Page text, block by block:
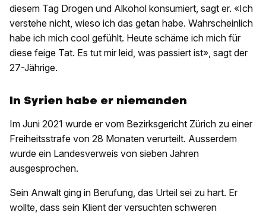
diesem Tag Drogen und Alkohol konsumiert, sagt er. «Ich
verstehe nicht, wieso ich das getan habe. Wahrscheinlich
habe ich mich cool gefühlt. Heute schäme ich mich für
diese feige Tat. Es tut mir leid, was passiert ist», sagt der
27-Jährige.
In Syrien habe er niemanden
Im Juni 2021 wurde er vom Bezirksgericht Zürich zu einer
Freiheitsstrafe von 28 Monaten verurteilt. Ausserdem
wurde ein Landesverweis von sieben Jahren
ausgesprochen.
Sein Anwalt ging in Berufung, das Urteil sei zu hart. Er
wollte, dass sein Klient der versuchten schweren